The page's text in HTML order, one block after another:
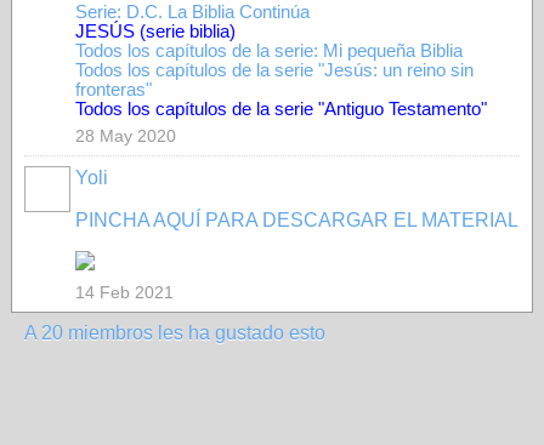
Serie: D.C. La Biblia Continúa
JESÚS (serie biblia)
Todos los capítulos de la serie: Mi pequeña Biblia
Todos los capítulos de la serie "Jesús: un reino sin
fronteras"
Todos los capítulos de la serie "Antiguo Testamento"
28 May 2020
Yoli
PINCHA AQUÍ PARA DESCARGAR EL MATERIAL
14 Feb 2021
A 20 miembros les ha gustado esto